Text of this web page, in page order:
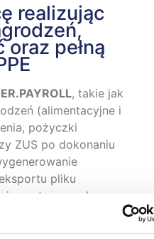
realizując
pełną
, takie jak
(alimentacyjne i
pożyczki
ZUS po dokonaniu
pliku
do
sfinalizowania